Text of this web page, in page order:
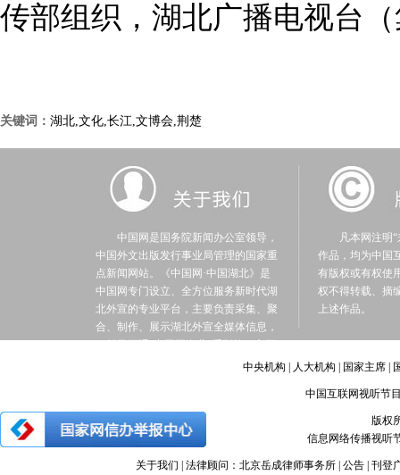
传部组织，湖北广播电视台
关键词： 湖北,文化,长江,文博会,荆楚